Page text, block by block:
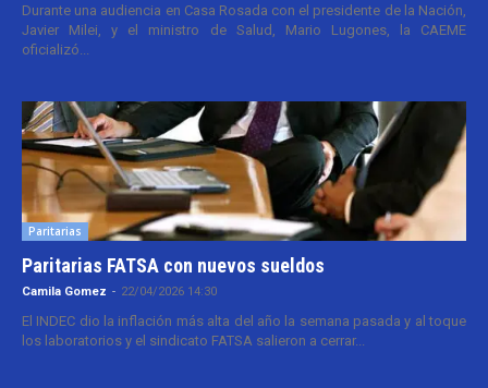
Durante una audiencia en Casa Rosada con el presidente de la Nación,
Javier Milei, y el ministro de Salud, Mario Lugones, la CAEME
oficializó...
Paritarias
Paritarias FATSA con nuevos sueldos
Camila Gomez - 22/04/2026 14:30
El INDEC dio la inflación más alta del año la semana pasada y al toque
los laboratorios y el sindicato FATSA salieron a cerrar...